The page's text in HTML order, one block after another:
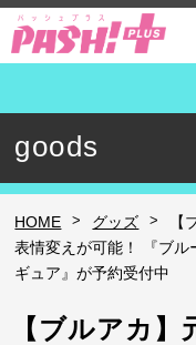
goods
HOME > グッズ >
表情変えが可能！ 『ブル
ギュア』が予約受付中
【ブルアカ